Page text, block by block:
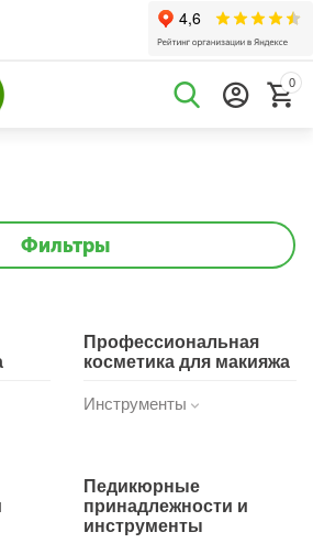
0
Фильтры
Профессиональная
косметика для макияжа
Инструменты
Педикюрные
принадлежности и
инструменты